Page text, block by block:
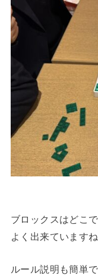
ブロックスはどこ
よく出来ていますね
ルール説明も簡単